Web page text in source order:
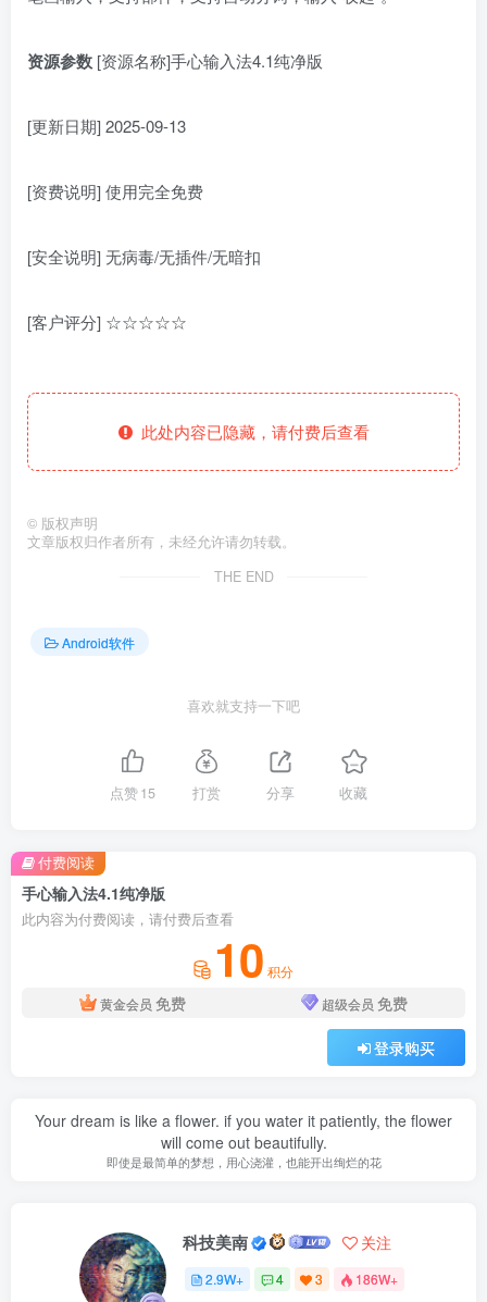
资源参数 [资源名称]手心输入法4.1纯净版
[更新日期] 2025-09-13
[资费说明] 使用完全免费
[安全说明] 无病毒/无插件/无暗扣
[客户评分] ☆☆☆☆☆
此处内容已隐藏，请付费后查看
© 版权声明
文章版权归作者所有，未经允许请勿转载。
THE END
Android软件
喜欢就支持一下吧
点赞15 打赏 分享 收藏
手心输入法4.1纯净版
此内容为付费阅读，请付费后查看
10 积分
黄金会员 免费 超级会员 免费
登录购买
付费阅读
Your dream is like a flower. if you water it patiently, the flower
will come out beautifully.
即使是最简单的梦想，用心浇灌，也能开出绚烂的花
科技美南 关注
2.9W+ 4 3 186W+